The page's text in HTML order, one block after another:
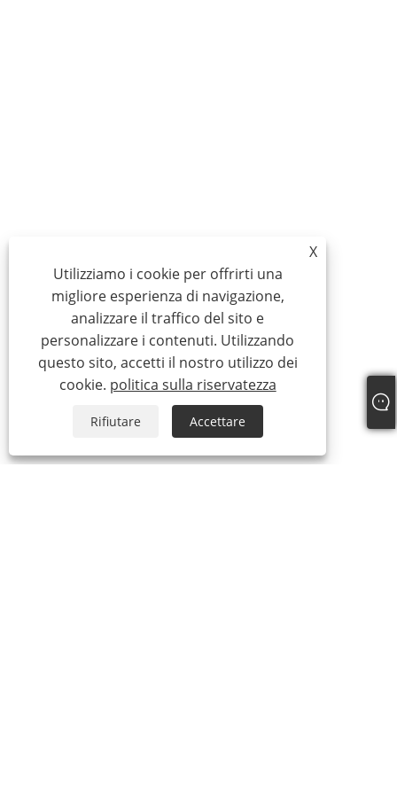
X
Utilizziamo i cookie per offrirti una
migliore esperienza di navigazione,
analizzare il traffico del sito e
personalizzare i contenuti. Utilizzando
questo sito, accetti il ​​nostro utilizzo dei
cookie. politica sulla riservatezza
Rifiutare Accettare